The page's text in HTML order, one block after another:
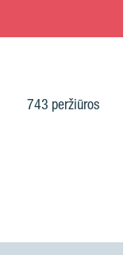
743 peržiūros